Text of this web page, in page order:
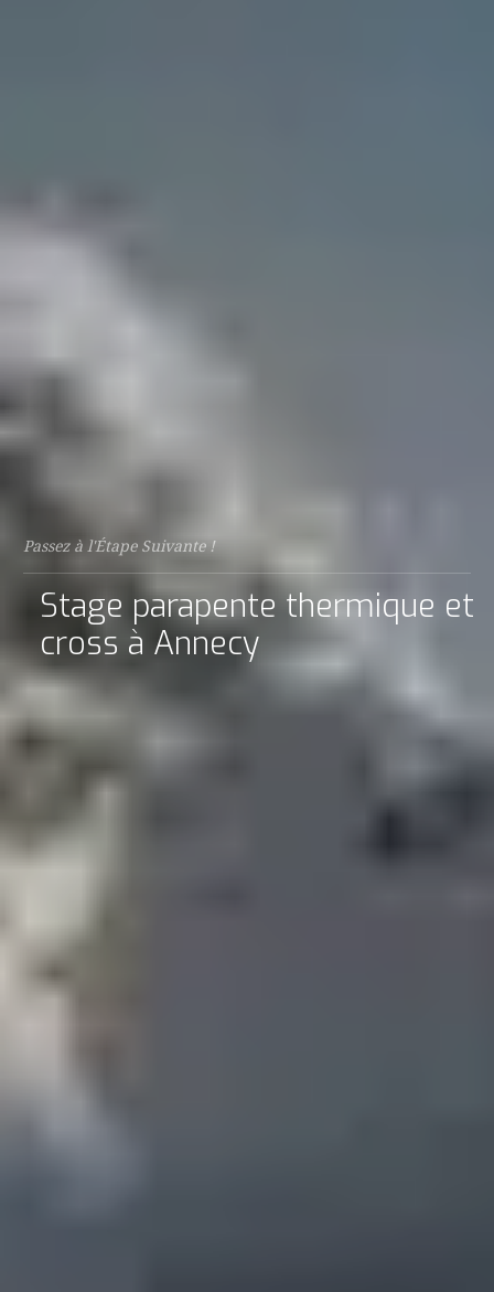
Passez à l'Étape Suivante !
Stage parapente thermique et
cross à Annecy